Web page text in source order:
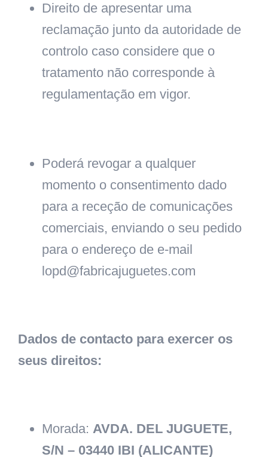
Direito de apresentar uma
reclamação junto da autoridade de
controlo caso considere que o
tratamento não corresponde à
regulamentação em vigor.
Poderá revogar a qualquer
momento o consentimento dado
para a receção de comunicações
comerciais, enviando o seu pedido
para o endereço de e-mail
lopd@fabricajuguetes.com
Dados de contacto para exercer os
seus direitos:
Morada: AVDA. DEL JUGUETE,
S/N – 03440 IBI (ALICANTE)